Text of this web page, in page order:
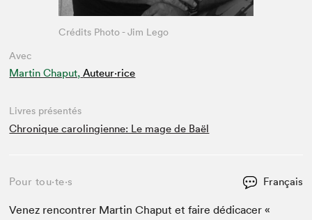
Avec
Martin Chaput, Auteur·rice
Crédits Photo - Jim Lego
Livres présentés
Chronique carolingienne: Le mage de Baël
Pour tou⋅te⋅s Français
Venez ren­con­tr­er Mar­tin Cha­put et faire dédi­cac­er «